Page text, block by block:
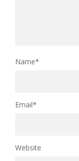
Name*
Email*
Website